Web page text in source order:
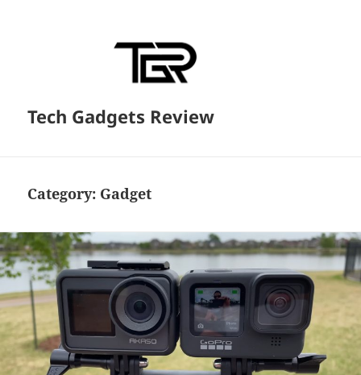
Tech Gadgets Review
Category: Gadget